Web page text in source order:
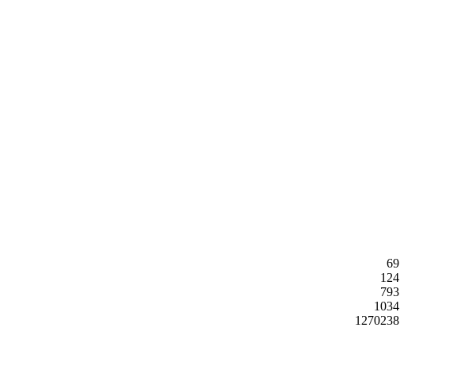
69
124
793
1034
1270238